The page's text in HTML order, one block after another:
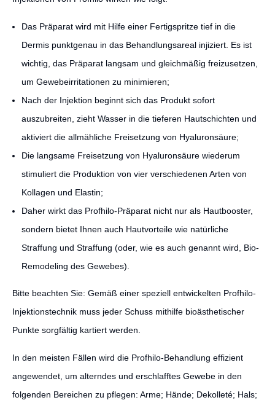
Das Präparat wird mit Hilfe einer Fertigspritze tief in die
Dermis punktgenau in das Behandlungsareal injiziert. Es ist
wichtig, das Präparat langsam und gleichmäßig freizusetzen,
um Gewebeirritationen zu minimieren;
Nach der Injektion beginnt sich das Produkt sofort
auszubreiten, zieht Wasser in die tieferen Hautschichten und
aktiviert die allmähliche Freisetzung von Hyaluronsäure;
Die langsame Freisetzung von Hyaluronsäure wiederum
stimuliert die Produktion von vier verschiedenen Arten von
Kollagen und Elastin;
Daher wirkt das Profhilo-Präparat nicht nur als Hautbooster,
sondern bietet Ihnen auch Hautvorteile wie natürliche
Straffung und Straffung (oder, wie es auch genannt wird, Bio-
Remodeling des Gewebes).
Bitte beachten Sie: Gemäß einer speziell entwickelten Profhilo-
Injektionstechnik muss jeder Schuss mithilfe bioästhetischer
Punkte sorgfältig kartiert werden.
In den meisten Fällen wird die Profhilo-Behandlung effizient
angewendet, um alterndes und erschlafftes Gewebe in den
folgenden Bereichen zu pflegen: Arme; Hände; Dekolleté; Hals;